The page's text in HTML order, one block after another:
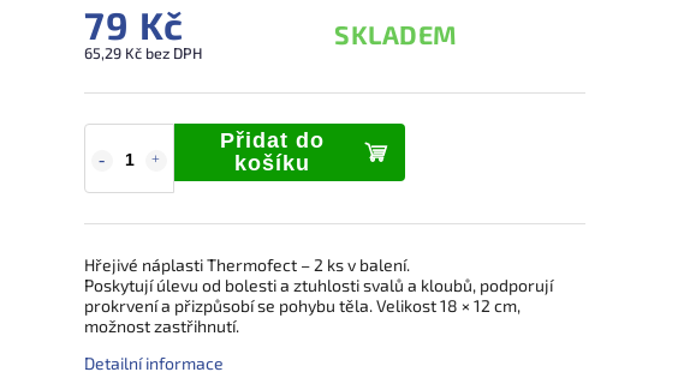
79 Kč
65,29 Kč bez DPH
SKLADEM
Přidat do
košíku
Hřejivé náplasti Thermofect – 2 ks v balení.
Poskytují úlevu od bolesti a ztuhlosti svalů a kloubů, podporují
prokrvení a přizpůsobí se pohybu těla. Velikost 18 × 12 cm,
možnost zastřihnutí.
Detailní informace